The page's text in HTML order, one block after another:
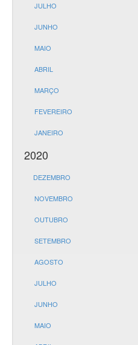
JULHO
JUNHO
MAIO
ABRIL
MARÇO
FEVEREIRO
JANEIRO
2020
DEZEMBRO
NOVEMBRO
OUTUBRO
SETEMBRO
AGOSTO
JULHO
JUNHO
MAIO